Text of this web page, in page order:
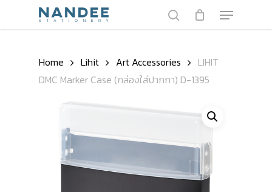
Menu
Home Lihit Art Accessories
LIHIT
DMC Marker Case (กล่องใส่ปากกา) D-1395